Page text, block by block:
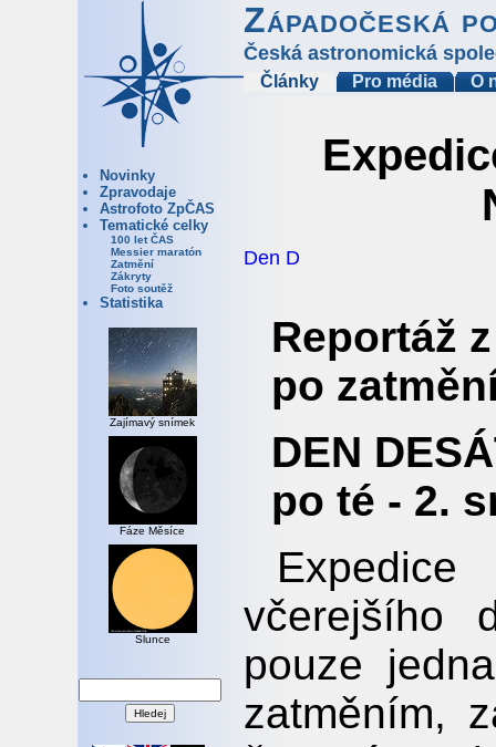
Západočeská
Česká astronomická
Články Pro média O
Novinky
Zpravodaje
Astrofoto ZpČAS
Tematické celky
100 let ČAS
Messier maratón
Zatmění
Zákryty
Foto soutěž
Statistika
Zajímavý snímek
Fáze Měsíce
Slunce
Den D
Reportáž
po
DEN
po té - 2.
včerejšího
pouze
zatměním,